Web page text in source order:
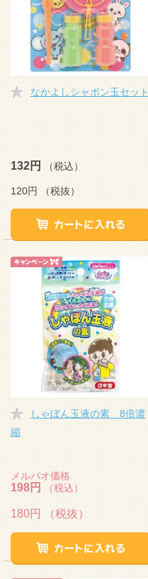
なかよしシャボン玉セット
132円 （税込）
120円 （税抜）
しゃぼん玉液の素 8倍濃
縮
メルパオ価格
198円 （税込）
180円 （税抜）